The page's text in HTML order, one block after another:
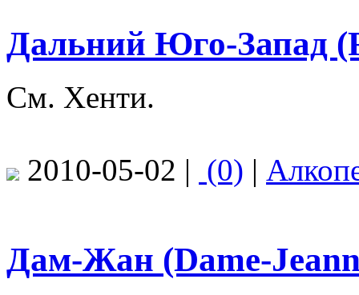
Дальний Юго-Запад
См. Хенти.
2010-05-02 | (0) |
Дам-Жан (Dame-